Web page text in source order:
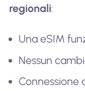
regionali:
Una eSIM
Nessun
Connessione